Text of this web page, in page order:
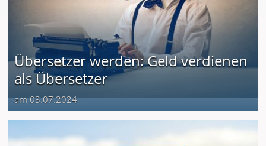
Übersetzer werden: Geld verdienen
als Übersetzer
am 03.07.2024